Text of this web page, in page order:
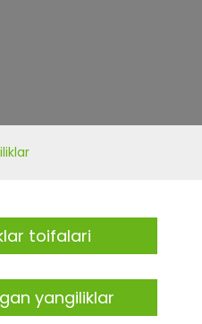
toifalari
yangiliklar